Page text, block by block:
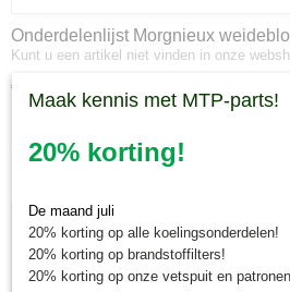
Onderdelenlijst Morgnieux
Kunt u een artikel niet vinden in onze
€ 0,00
Maak kennis met MTP-parts!
20% korting!
De maand juli
20% korting op alle koelingsonderdelen!
20% korting op brandstoffilters!
20% korting op onze vetspuit en